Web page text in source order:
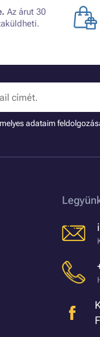
Az árut 30
adataim